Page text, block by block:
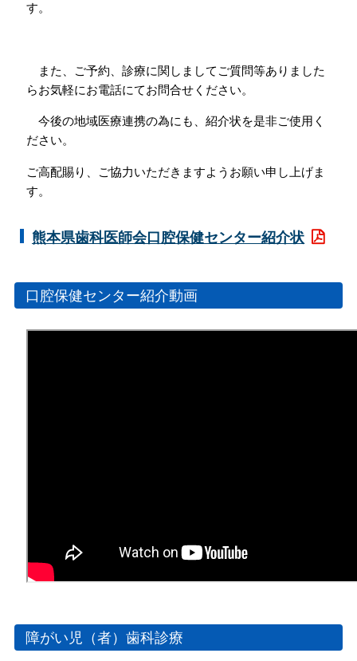
す。
また、ご予約、診療に関しましてご質問等ありました
らお気軽にお電話にてお問合せください。
今後の地域医療連携の為にも、紹介状を是非ご使用く
ださい。
ご高配賜り、ご協力いただきますようお願い申し上げま
す。
熊本県歯科医師会口腔保健センター紹介状
口腔保健センター紹介動画
障がい児（者）歯科診療